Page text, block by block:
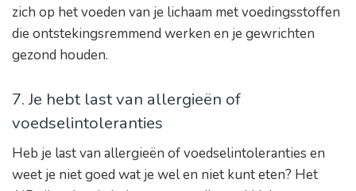
zich op het voeden van je lichaam met voedingsstoffen
die ontstekingsremmend werken en je gewrichten
gezond houden.
7. Je hebt last van allergieën of
voedselintoleranties
Heb je last van allergieën of voedselintoleranties en
weet je niet goed wat je wel en niet kunt eten? Het